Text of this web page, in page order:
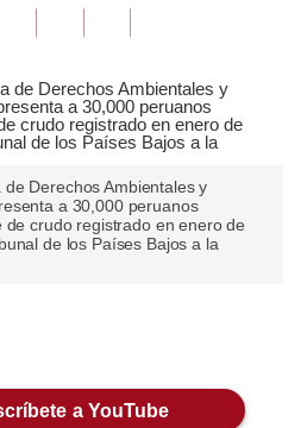
Derechos Ambientales y
a 30,000 peruanos
crudo registrado en enero de
de los Países Bajos a la
a YouTube